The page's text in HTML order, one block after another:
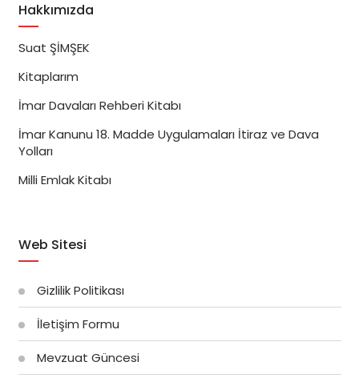
Hakkımızda
Suat ŞİMŞEK
Kitaplarım
İmar Davaları Rehberi Kitabı
İmar Kanunu 18. Madde Uygulamaları İtiraz ve Dava
Yolları
Milli Emlak Kitabı
Web Sitesi
Gizlilik Politikası
İletişim Formu
Mevzuat Güncesi